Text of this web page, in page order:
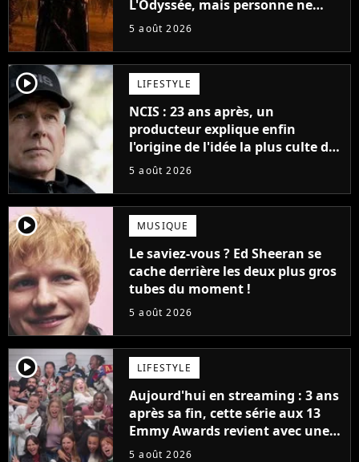
L'Odyssée, mais personne ne
veut lui donner de rôle au
5 août 2026
player2 LIFESTYLE
NCIS : 23 ans après, un
producteur explique enfin
l'origine de l'idée la plus culte de
la série (et on ne parle pas du
5 août 2026
player2 MUSIQUE
Le saviez-vous ? Ed Sheeran se
cache derrière les deux plus gros
tubes du moment !
5 août 2026
player2 LIFESTYLE
Aujourd'hui en streaming : 3 ans
après sa fin, cette série aux 13
Emmy Awards revient avec une
suite... totalement différente
5 août 2026